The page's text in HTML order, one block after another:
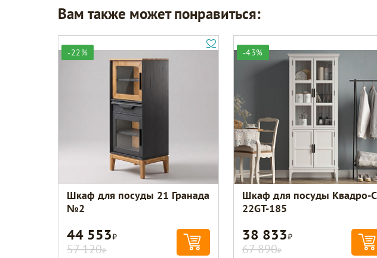
Вам также может понравиться:
-22%
Шкаф для посуды 21 Гранада
№2
44 553Р
57 120Р
-43%
Шкаф для посуды Квадро-С
22GT-185
38 833Р
67 890Р